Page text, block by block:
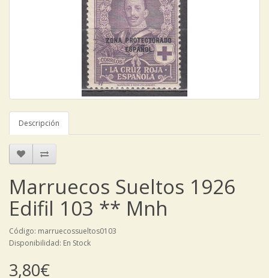
Descripción
Marruecos Sueltos 1926
Edifil 103 ** Mnh
Código: marruecossueltos0103
Disponibilidad: En Stock
3,80€